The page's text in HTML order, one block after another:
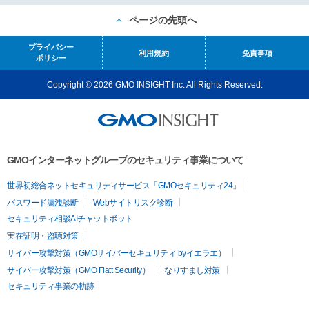
ページの先頭へ
プライバシー
ポリシー
利用規約 免責事項
Copyright © 2026 GMO INSIGHT Inc. All Rights Reserved.
GMOインターネットグループのセキュリティ事業について
世界初総合ネットセキュリティサービス「GMOセキュリティ24」
パスワード漏洩診断
Webサイトリスク診断
セキュリティ相談AIチャットボット
実在証明・盗聴対策
サイバー攻撃対策（GMOサイバーセキュリティ byイエラエ）
サイバー攻撃対策（GMO Flatt Security）
なりすまし対策
セキュリティ事業の軌跡